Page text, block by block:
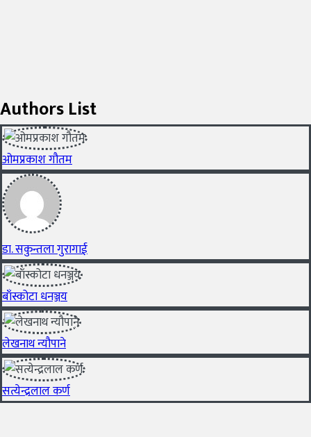
Authors List
ओमप्रकाश गौतम
डा. सकुन्तला गुरागाई
बाँस्कोटा धनञ्जय
लेखनाथ न्यौपाने
सत्येन्द्रलाल कर्ण